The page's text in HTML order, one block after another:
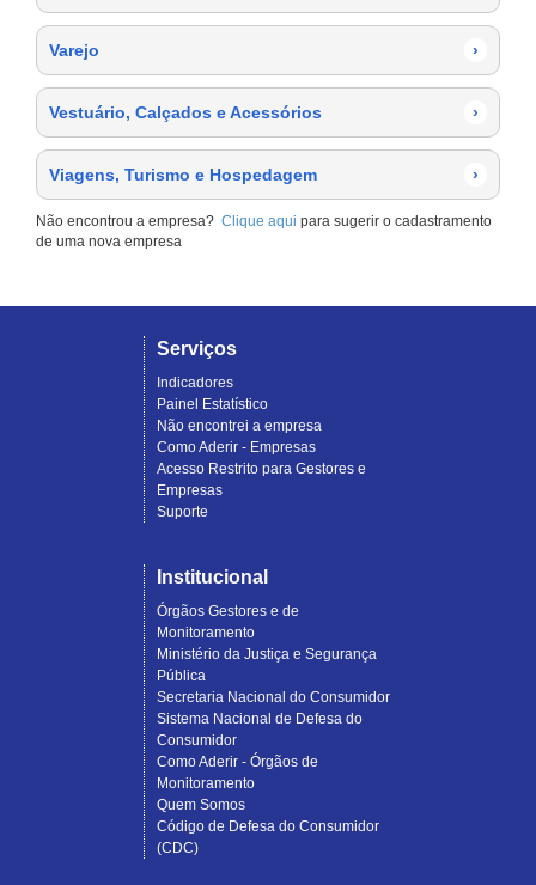
Varejo ›
Vestuário, Calçados e Acessórios ›
Viagens, Turismo e Hospedagem ›
Não encontrou a empresa? Clique aqui para sugerir o cadastramento
de uma nova empresa
Serviços
Indicadores
Painel Estatístico
Não encontrei a empresa
Como Aderir - Empresas
Acesso Restrito para Gestores e
Empresas
Suporte
Institucional
Órgãos Gestores e de
Monitoramento
Ministério da Justiça e Segurança
Pública
Secretaria Nacional do Consumidor
Sistema Nacional de Defesa do
Consumidor
Como Aderir - Órgãos de
Monitoramento
Quem Somos
Código de Defesa do Consumidor
(CDC)